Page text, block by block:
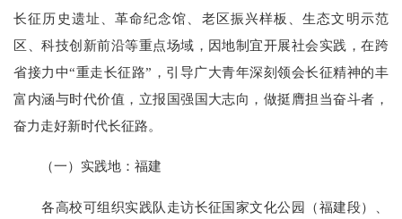
长征历史遗址、革命纪念馆、老区振兴样板、生态文明示范
区、科技创新前沿等重点场域，因地制宜开展社会实践，在跨
省接力中“重走长征路”，引导广大青年深刻领会长征精神的丰
富内涵与时代价值，立报国强国大志向，做挺膺担当奋斗者，
奋力走好新时代长征路。
（一）实践地：福建
各高校可组织实践队走访长征国家文化公园（福建段）、